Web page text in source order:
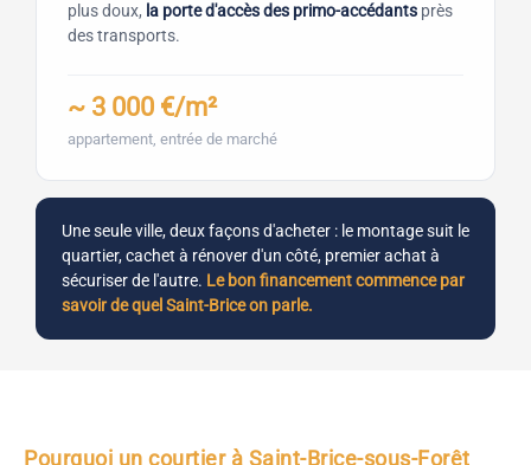
plus doux, la porte d'accès des primo-accédants près
des transports.
~ 3 000 €/m²
appartement, entrée de marché
Une seule ville, deux façons d'acheter : le montage suit le
quartier, cachet à rénover d'un côté, premier achat à
sécuriser de l'autre. Le bon financement commence par
savoir de quel Saint-Brice on parle.
Pourquoi un courtier à Saint-Brice-sous-Forêt